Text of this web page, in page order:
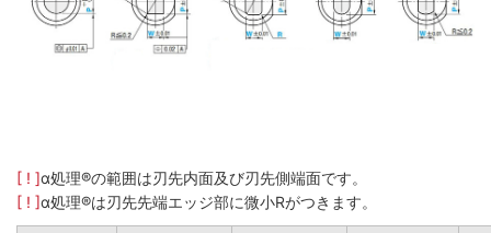
[ ! ]α処理®の範囲は刃先内面及び刃先側端面です。
[ ! ]α処理®は刃先先端エッジ部に微小Rがつきます。